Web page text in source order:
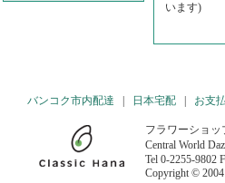
います)
バンコク市内配達 日本宅配 お支
フラワーショッ
Central World
Tel 0-2255-9802
Copyright © 2004